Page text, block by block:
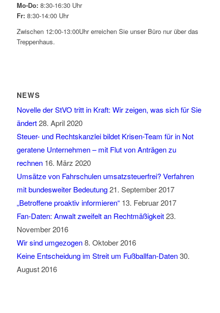
Mo-Do:8:30-16:30 Uhr
Fr:8:30-14:00 Uhr
Zwischen 12:00-13:00Uhr erreichen Sie unser Büro nur über das
Treppenhaus.
NEWS
Novelle der StVO tritt in Kraft: Wir zeigen, was sich für Sie
ändert 28. April 2020
Steuer- und Rechtskanzlei bildet Krisen-Team für in Not
geratene Unternehmen – mit Flut von Anträgen zu
rechnen 16. März 2020
Umsätze von Fahrschulen umsatzsteuerfrei? Verfahren
mit bundesweiter Bedeutung 21. September 2017
„Betroffene proaktiv informieren“ 13. Februar 2017
Fan-Daten: Anwalt zweifelt an Rechtmäßigkeit 23.
November 2016
Wir sind umgezogen 8. Oktober 2016
Keine Entscheidung im Streit um Fußballfan-Daten 30.
August 2016